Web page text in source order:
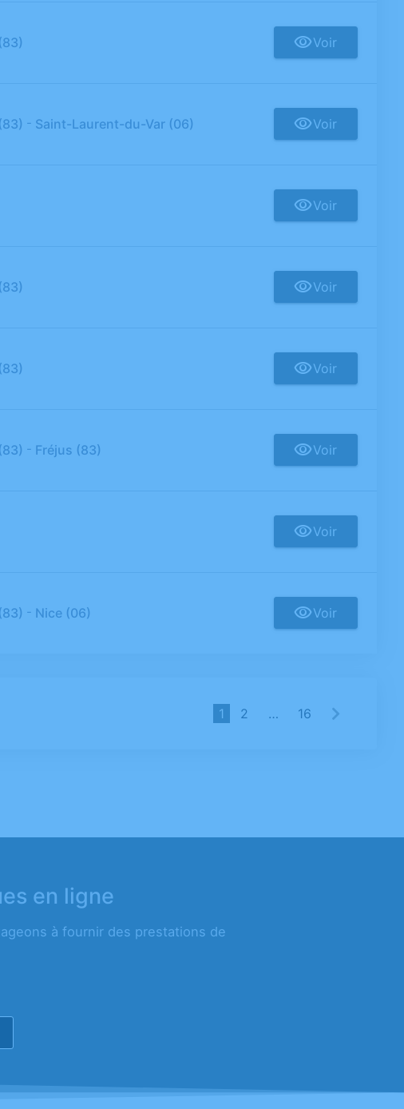
Voir
- Saint-Laurent-du-Var (06) Voir
Voir
Voir
Voir
- Fréjus (83) Voir
Voir
- Nice (06) Voir
1 2 … 16
en ligne
à fournir des prestations de